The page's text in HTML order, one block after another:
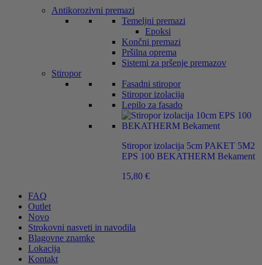
Antikorozivni premazi
Temeljni premazi
Epoksi
Končni premazi
Pršilna oprema
Sistemi za pršenje premazov
Stiropor
Fasadni stiropor
Stiropor izolacija
Lepilo za fasado
Stiropor izolacija 5cm PAKET 5M2
EPS 100 BEKATHERM Bekament
15,80 €
FAQ
Outlet
Novo
Strokovni nasveti in navodila
Blagovne znamke
Lokacija
Kontakt